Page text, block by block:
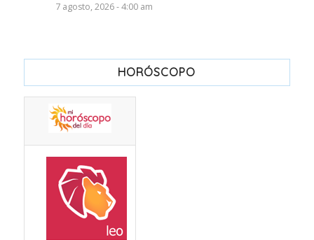
7 agosto, 2026 - 4:00 am
HORÓSCOPO